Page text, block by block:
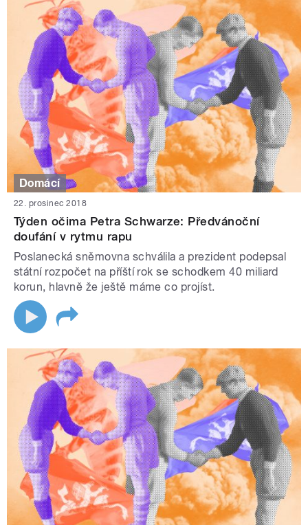
Domácí
22. prosinec 2018
Týden očima Petra Schwarze: Předvánoční
doufání v rytmu rapu
Poslanecká sněmovna schválila a prezident podepsal
státní rozpočet na příští rok se schodkem 40 miliard
korun, hlavně že ještě máme co projíst.